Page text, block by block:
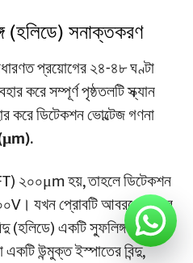
(হলিডে) সনাক্তকরণ
প্রয়োগের ২৪-৪৮ ঘণ্টা
করে সম্পূর্ণ পৃষ্ঠতলটি স্ক্যান
করে ডিটেকশন ভোল্টেজ গণনা
.
২০০μm হয়, তাহলে ডিটেকশন
যখন প্রোবটি আবরণের উপর
(হলিডে) একটি স্ফুলিঙ্গ তৈরি
উন্মুক্ত ইস্পাতের বিন্দু,